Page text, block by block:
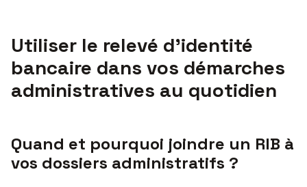
Utiliser le relevé d’identité
bancaire dans vos démarches
administratives au quotidien
Quand et pourquoi joindre un RIB à
vos dossiers administratifs ?